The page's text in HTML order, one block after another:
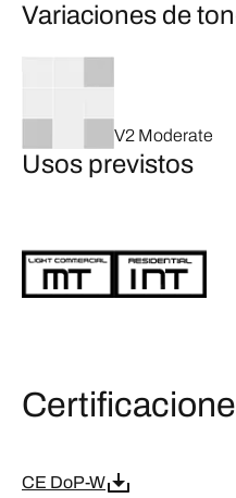
Variaciones de
V2 Moderate
Usos previstos
CE DoP-W